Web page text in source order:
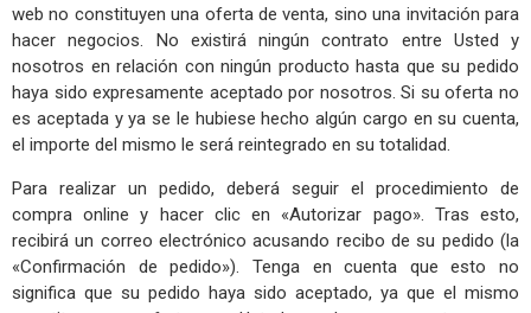
web no constituyen una oferta de venta, sino una invitación para
hacer negocios. No existirá ningún contrato entre Usted y
nosotros en relación con ningún producto hasta que su pedido
haya sido expresamente aceptado por nosotros. Si su oferta no
es aceptada y ya se le hubiese hecho algún cargo en su cuenta,
el importe del mismo le será reintegrado en su totalidad.
Para realizar un pedido, deberá seguir el procedimiento de
compra online y hacer clic en «Autorizar pago». Tras esto,
recibirá un correo electrónico acusando recibo de su pedido (la
«Confirmación de pedido»). Tenga en cuenta que esto no
significa que su pedido haya sido aceptado, ya que el mismo